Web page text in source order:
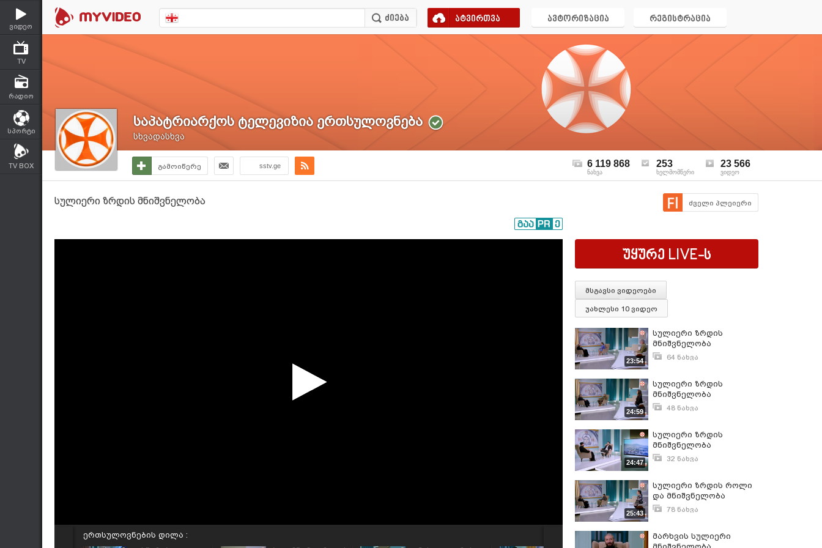
ვიდეო
TV
რადიო
სპორტი
TV BOX
ატვირთვა ავტორიზაცია რეგისტრაცია
საპატრიარქოს ტელევიზია ერთსულოვნება
სხვადასხვა
გამოიწერე sstv.ge 6 119 868
ნახვა
253
ხელმომწერი
23 566
ვიდეო
სულიერი ზრდის მნიშვნელობა ძველი პლეიერი
ერთსულოვნების დილა :
უყურე LIVE-ს
მსგავსი ვიდეოები
უახლესი 10 ვიდეო
23:54
სულიერი ზრდის
მნიშვნელობა
64 ნახვა
24:59
სულიერი ზრდის
მნიშვნელობა
მრევლისთვის
48 ნახვა
24:47
სულიერი ზრდის
მნიშვნელობა
მრევლისთვის
32 ნახვა
25:43
სულიერი ზრდის როლი
და მნიშვნელობა
მრევლისთვის
78 ნახვა
მარხვის სულიერი